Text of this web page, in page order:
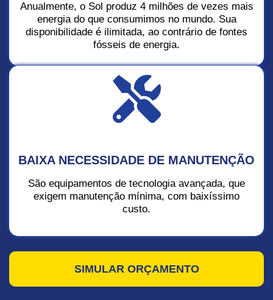
Anualmente, o Sol produz 4 milhões de vezes mais
energia do que consumimos no mundo. Sua
disponibilidade é ilimitada, ao contrário de fontes
fósseis de energia.
BAIXA NECESSIDADE DE MANUTENÇÃO
São equipamentos de tecnologia avançada, que
exigem manutenção mínima, com baixíssimo
custo.
SIMULAR ORÇAMENTO